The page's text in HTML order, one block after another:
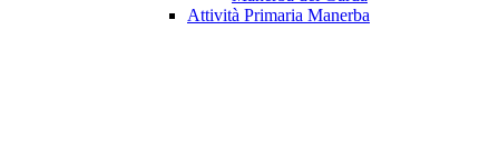
Attività Primaria Manerba